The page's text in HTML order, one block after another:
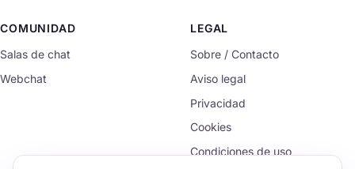
COMUNIDAD
Salas de chat
Webchat
LEGAL
Sobre / Contacto
Aviso legal
Privacidad
Cookies
Condiciones de uso